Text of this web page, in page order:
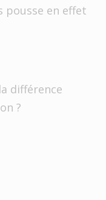
pousse en effet
différence
?